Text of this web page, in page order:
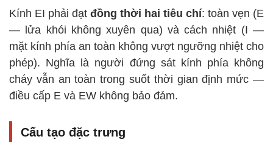
Kính EI phải đạt đồng thời hai tiêu chí: toàn vẹn (E
— lửa khói không xuyên qua) và cách nhiệt (I —
mặt kính phía an toàn không vượt ngưỡng nhiệt cho
phép). Nghĩa là người đứng sát kính phía không
cháy vẫn an toàn trong suốt thời gian định mức —
điều cấp E và EW không bảo đảm.
Cấu tạo đặc trưng